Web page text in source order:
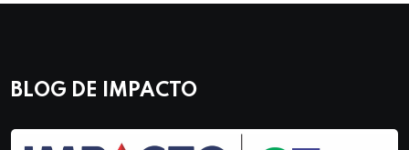
BLOG DE IMPACTO